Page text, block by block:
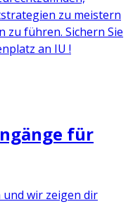
zu meistern
zu führen. Sichern Sie
an IU !
für
wir zeigen dir